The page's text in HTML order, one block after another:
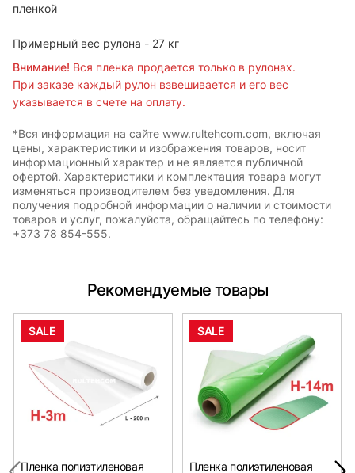
пленкой
Примерный вес рулона - 27 кг
Внимание! Вся пленка продается только в рулонах.
При заказе каждый рулон взвешивается и его вес
указывается в счете на оплату.
*Вся информация на сайте www.rultehcom.com, включая
цены, характеристики и изображения товаров, носит
информационный характер и не является публичной
офертой. Характеристики и комплектация товара могут
изменяться производителем без уведомления. Для
получения подробной информации о наличии и стоимости
товаров и услуг, пожалуйста, обращайтесь по телефону:
+373 78 854-555.
Рекомендуемые товары
SALE
Пленка полиэтиленовая
SALE
Пленка полиэтиленовая